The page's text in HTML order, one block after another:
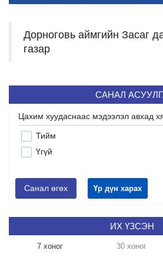
Дорноговь аймгийн Засаг
газар
САНАЛ
Цахим хуудаснаас мэдээлэл авхад
Тийм
Үгүй
Санал өгөх Үр дүн харах
ИХ ҮЗСЭН
7 хоног 30 хоног